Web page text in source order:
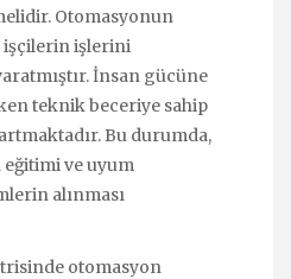
Otomasyonun
işçilerin işlerini
İnsan gücüne
teknik beceriye sahip
Bu durumda,
ve uyum
alınması
otomasyon